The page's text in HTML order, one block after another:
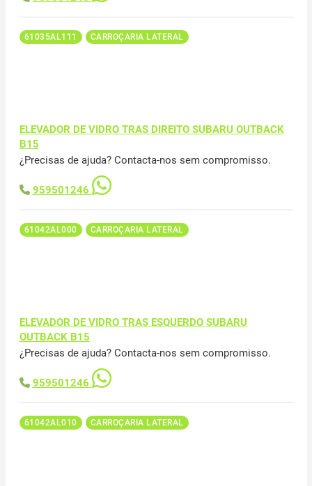
61035AL111 CARROÇARIA LATERAL
ELEVADOR DE VIDRO TRAS DIREITO SUBARU OUTBACK
B15
¿Precisas de ajuda? Contacta-nos sem compromisso.
959501246
61042AL000 CARROÇARIA LATERAL
ELEVADOR DE VIDRO TRAS ESQUERDO SUBARU
OUTBACK B15
¿Precisas de ajuda? Contacta-nos sem compromisso.
959501246
61042AL010 CARROÇARIA LATERAL